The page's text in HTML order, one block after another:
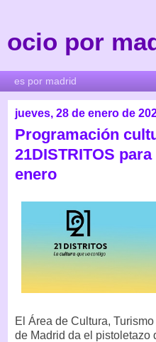
ocio por
jueves, 28 de enero de
Programación
21DISTRITOS
enero
El Área de Cultura,
de Madrid da el pistoletazo